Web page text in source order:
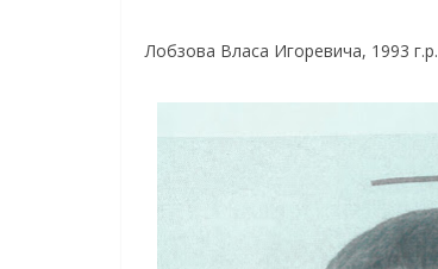
Лобзова Власа Игоревича, 1993 г.р.